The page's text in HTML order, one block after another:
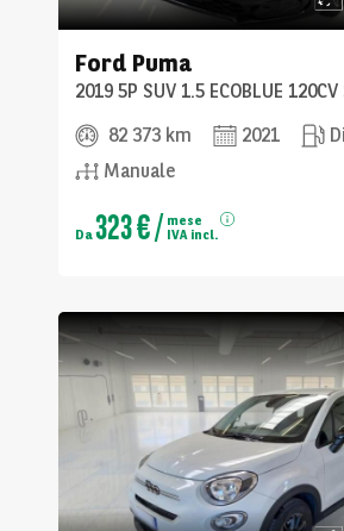
Ford Puma
82 373 km
2021
Manuale
Da323 €/ mese
IVA incl.